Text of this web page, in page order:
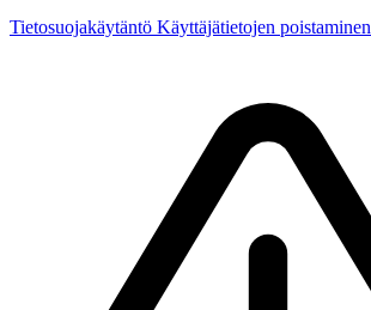
Tietosuojakäytäntö Käyttäjätietojen poistaminen